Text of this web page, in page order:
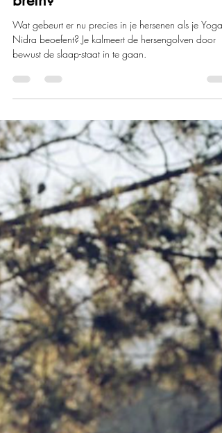
brein?
Wat gebeurt er nu precies in je hersenen als je Yoga
Nidra beoefent? Je kalmeert de hersengolven door